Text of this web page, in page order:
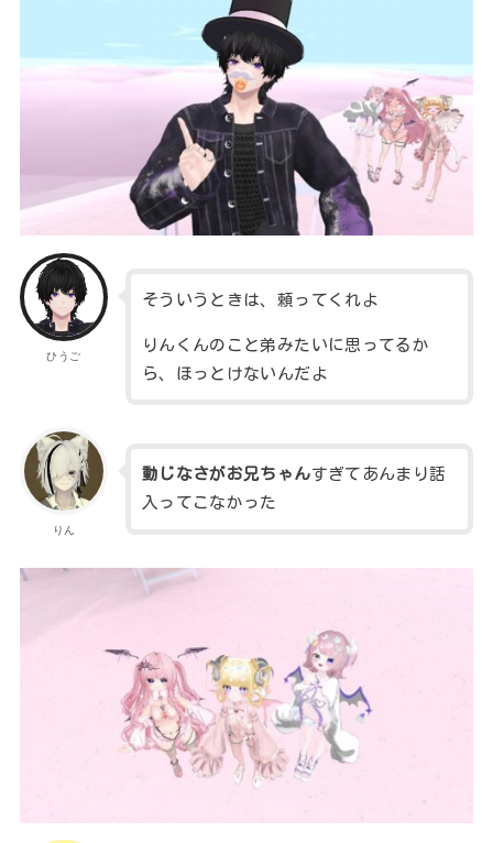
ひうご
そういうときは、頼ってくれよ
りんくんのこと弟みたいに思ってるか
ら、ほっとけないんだよ
りん
動じなさがお兄ちゃんすぎてあんまり話
入ってこなかった